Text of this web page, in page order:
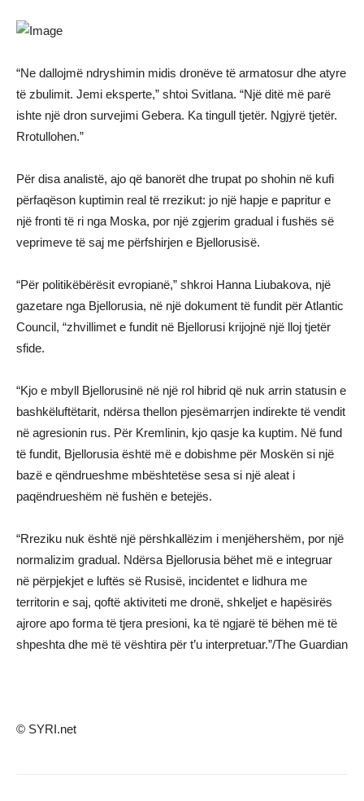
“Ne dallojmë ndryshimin midis dronëve të armatosur dhe atyre
të zbulimit. Jemi eksperte,” shtoi Svitlana. “Një ditë më parë
ishte një dron survejimi Gebera. Ka tingull tjetër. Ngjyrë tjetër.
Rrotullohen.”
Për disa analistë, ajo që banorët dhe trupat po shohin në kufi
përfaqëson kuptimin real të rrezikut: jo një hapje e papritur e
një fronti të ri nga Moska, por një zgjerim gradual i fushës së
veprimeve të saj me përfshirjen e Bjellorusisë.
“Për politikëbërësit evropianë,” shkroi Hanna Liubakova, një
gazetare nga Bjellorusia, në një dokument të fundit për Atlantic
Council, “zhvillimet e fundit në Bjellorusi krijojnë një lloj tjetër
sfide.
“Kjo e mbyll Bjellorusinë në një rol hibrid që nuk arrin statusin e
bashkëluftëtarit, ndërsa thellon pjesëmarrjen indirekte të vendit
në agresionin rus. Për Kremlinin, kjo qasje ka kuptim. Në fund
të fundit, Bjellorusia është më e dobishme për Moskën si një
bazë e qëndrueshme mbështetëse sesa si një aleat i
paqëndrueshëm në fushën e betejës.
“Rreziku nuk është një përshkallëzim i menjëhershëm, por një
normalizim gradual. Ndërsa Bjellorusia bëhet më e integruar
në përpjekjet e luftës së Rusisë, incidentet e lidhura me
territorin e saj, qoftë aktiviteti me dronë, shkeljet e hapësirës
ajrore apo forma të tjera presioni, ka të ngjarë të bëhen më të
shpeshta dhe më të vështira për t’u interpretuar.”/The Guardian
© SYRI.net